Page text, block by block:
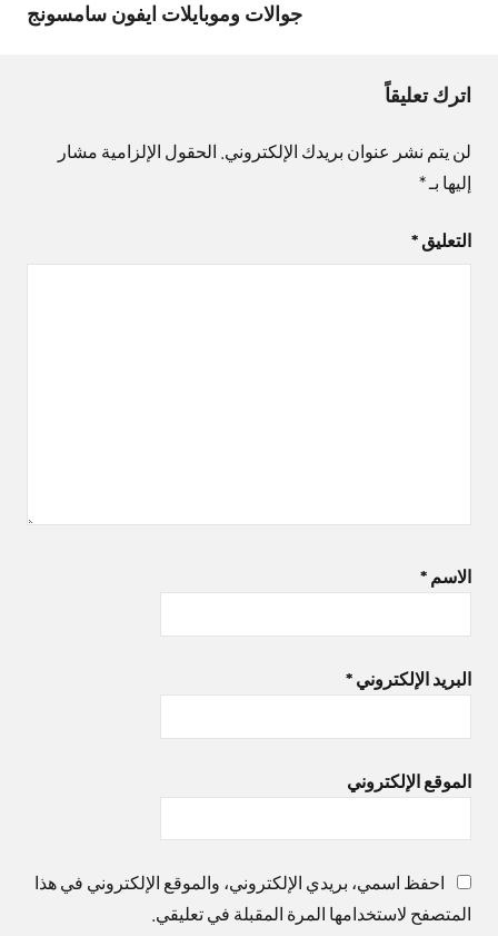
جوالات وموبايلات ايفون سامسونج
اترك تعليقاً
لن يتم نشر عنوان بريدك الإلكتروني. الحقول الإلزامية مشار
إليها بـ*
التعليق *
الاسم *
البريد الإلكتروني *
الموقع الإلكتروني
احفظ اسمي، بريدي الإلكتروني، والموقع الإلكتروني في هذا
المتصفح لاستخدامها المرة المقبلة في تعليقي.